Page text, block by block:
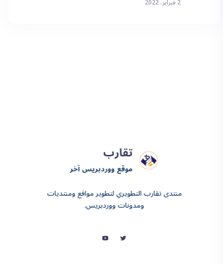
2 فبراير، 2022
تقارب
موقع ووردبريس آخر
منتدى تقارب التطويري لتطوير مواقع ومنتديات
ومدونات ووردبريس.